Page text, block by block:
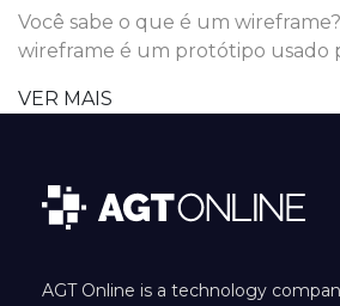
Você sabe o que é um
wireframe é um protótipo usado
VER MAIS
AGT Online is a technology